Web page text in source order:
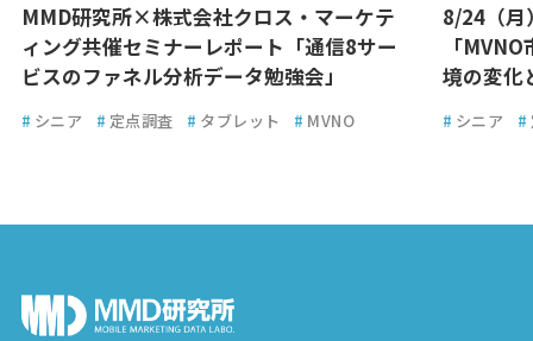
MMD研究所×株式会社クロス・マーケテ
ィング共催セミナーレポート「通信8サー
ビスのファネル分析データ勉強会」
# シニア # 定点調査 # タブレット # MVNO
8/24（月
「
境の変化
# シニア #